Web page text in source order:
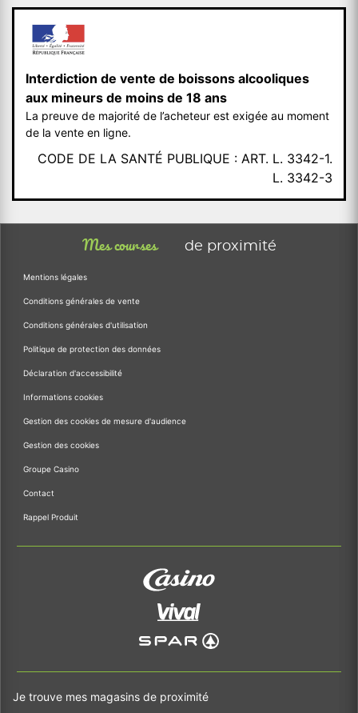
Interdiction de vente de boissons alcooliques
aux mineurs de moins de 18 ans
La preuve de majorité de l’acheteur est exigée au moment
de la vente en ligne.
CODE DE LA SANTÉ PUBLIQUE : ART. L. 3342-1.
L. 3342-3
Mes courses de proximité
Mentions légales
Conditions générales de vente
Conditions générales d'utilisation
Politique de protection des données
Déclaration d'accessibilité
Informations cookies
Gestion des cookies de mesure d'audience
Gestion des cookies
Groupe Casino
Contact
Rappel Produit
Je trouve mes magasins de proximité